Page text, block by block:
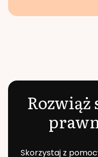
Rozwiąż
Skorzystaj z